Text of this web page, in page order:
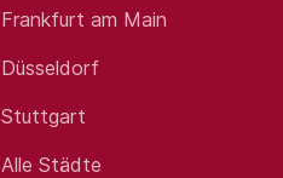
Frankfurt am Main
Düsseldorf
Stuttgart
Alle Städte